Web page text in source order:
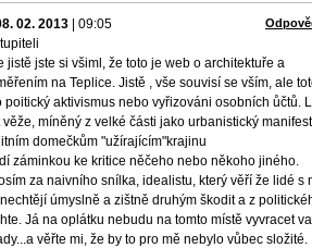
02. 2013 09:05
jistě jste si všiml, že toto je web o architektuře a
na Teplice. Jistě , vše souvisí se vším, ale
poitický aktivismus nebo vyřizováni osobních ůčtů.
míněný z velké části jako urbanistický manifest
domečkům "užírajícím"krajinu
záminkou ke kritice něčeho nebo někoho jiného.
za naivního snílka, idealistu, který věří že lidé s
úmyslně a zištně druhým škodit a z
Já na oplátku nebudu na tomto místě vyvracet
věřte mi, že by to pro mě nebylo vůbec složité.